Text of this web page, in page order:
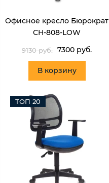
Офисное кресло Бюрократ
CH-808-LOW
9130 руб. 7300 руб.
В корзину
ТОП 20